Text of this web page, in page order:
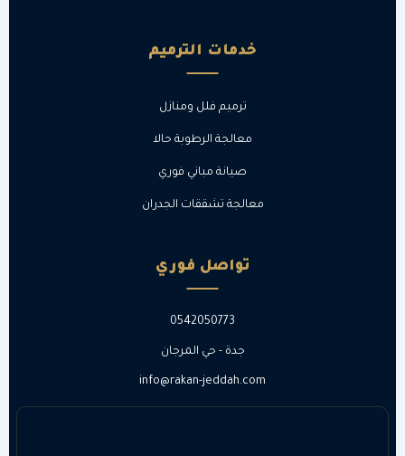
خدمات الترميم
ترميم فلل ومنازل
معالجة الرطوبة حالا
صيانة مباني فوري
معالجة تشققات الجدران
تواصل فوري
0542050773
جدة - حي المرجان
info@rakan-jeddah.com